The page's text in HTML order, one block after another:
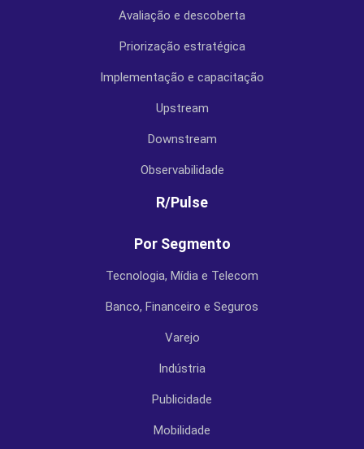
Avaliação e descoberta
Priorização estratégica
Implementação e capacitação
Upstream
Downstream
Observabilidade
R/Pulse
Por Segmento
Tecnologia, Mídia e Telecom
Banco, Financeiro e Seguros
Varejo
Indústria
Publicidade
Mobilidade